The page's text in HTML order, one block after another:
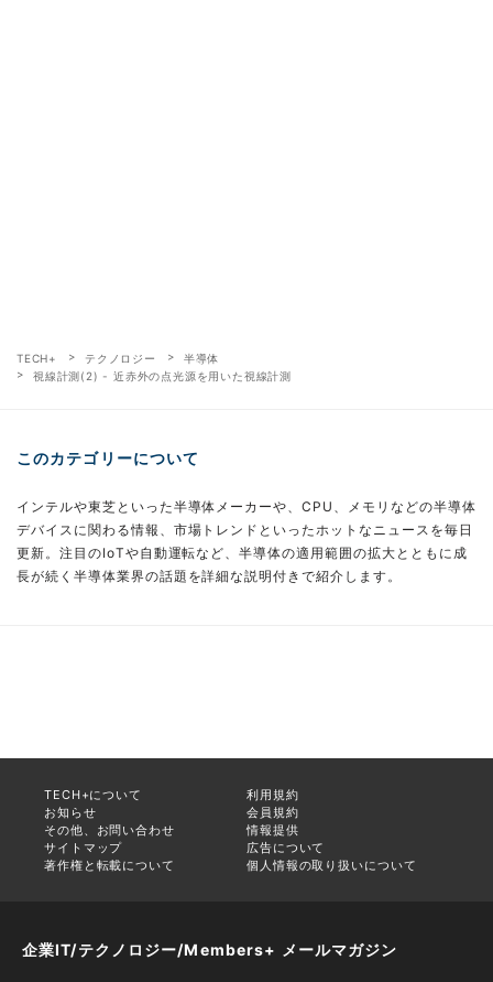
TECH+ テクノロジー
半導体
視線計測(2) - 近赤外の点光源を用いた視線計測
このカテゴリーについて
インテルや東芝といった半導体メーカーや、CPU、メモリなどの半導体
デバイスに関わる情報、市場トレンドといったホットなニュースを毎日
更新。注目のIoTや自動運転など、半導体の適用範囲の拡大とともに成
長が続く半導体業界の話題を詳細な説明付きで紹介します。
TECH+について
利用規約
お知らせ
会員規約
その他、お問い合わせ
情報提供
サイトマップ
広告について
著作権と転載について
個人情報の取り扱いについて
企業IT/テクノロジー/Members+ メールマガジン